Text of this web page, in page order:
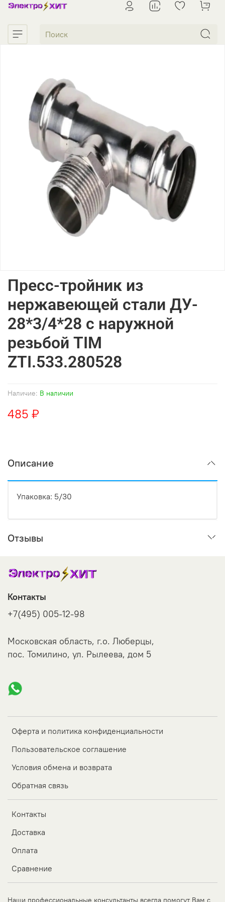
Наличие: В наличии
Пресс-тройник из
нержавеющей стали ДУ-
28*3/4*28 с наружной
резьбой TIM
ZTI.533.280528
485 ₽
Описание
Упаковка: 5/30
Отзывы
Оферта и политика конфиденциальности
Пользовательское соглашение
Условия обмена и возврата
Обратная связь
Контакты
Доставка
Оплата
Сравнение
Контакты
+7(495) 005-12-98
Московская область, г.о. Люберцы,
пос. Томилино, ул. Рылеева, дом 5
Наши профессиональные консультанты всегда помогут Вам с